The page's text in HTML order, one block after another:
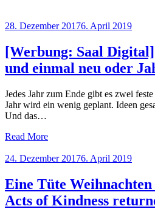
Posted
28. Dezember 20176. April 2019
[Werbung: Saal
und einmal neu oder
Jedes Jahr zum Ende gibt es zwei
Jahr wird ein wenig geplant. Ideen
Und das…
Read More
Posted
24. Dezember 20176. April 2019
Eine Tüte
Acts of Kindness